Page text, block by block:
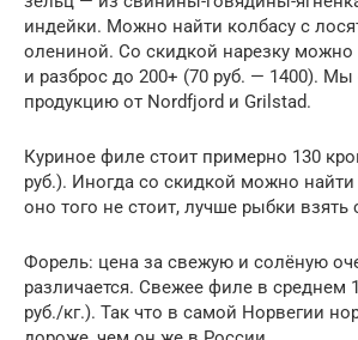
индейки. Можно найти колбасу с
олениной. Со скидкой нарезку можно
и разброс до 200+ (70 руб. — 1400).
продукцию от Nordfjord и Grilstad.
Куриное филе стоит примерно 130
руб.). Иногда со скидкой можно найти
оно того не стоит, лучше рыбки взять
Форель: цена за свежую и солёную
различается. Свежее филе в среднем
руб./кг.). Так что в самой Норвегии